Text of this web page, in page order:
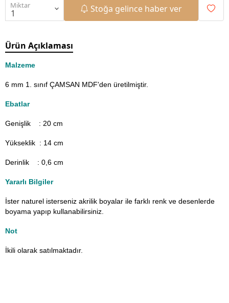
Miktar Stoğa gelince haber ver
Ürün Açıklaması
Malzeme
6 mm 1. sınıf ÇAMSAN MDF'den üretilmiştir.
Ebatlar
Genişlik : 20 cm
Yükseklik : 14 cm
Derinlik : 0,6 cm
Yararlı Bilgiler
İster naturel isterseniz akrilik boyalar ile farklı renk ve desenlerde
boyama yapıp kullanabilirsiniz.
Not
İkili olarak satılmaktadır.